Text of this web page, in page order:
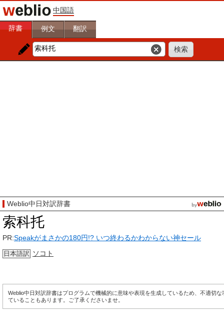
中国語
辞書 例文 翻訳
Weblio中日対訳辞書
索科托
PR:Speakがまさかの180円!? いつ終わるかわからない神セール
日本語訳 ソコト
Weblio中日対訳辞書はプログラムで機械的に意味や表現を生成しているため、不適切な
ていることもあります。ご了承くださいませ。